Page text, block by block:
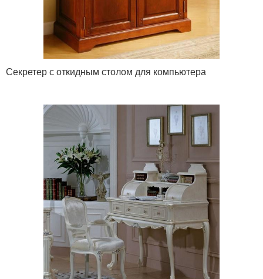
Секретер с откидным столом для компьютера